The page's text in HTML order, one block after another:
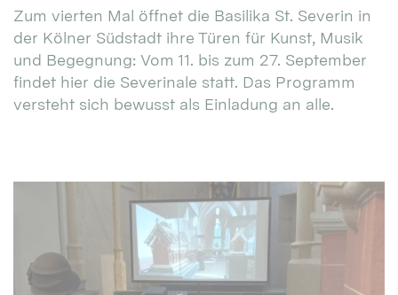
Zum vierten Mal öffnet die Basilika St. Severin in
der Kölner Südstadt ihre Türen für Kunst, Musik
und Begegnung: Vom 11. bis zum 27. September
findet hier die Severinale statt. Das Programm
versteht sich bewusst als Einladung an alle.